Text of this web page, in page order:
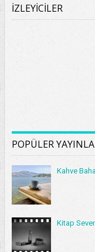
İZLEYİCİLER
POPÜLER
Kahve
Kitap